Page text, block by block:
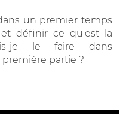
un premier temps
définir ce qu'est la
je le faire dans
partie ?